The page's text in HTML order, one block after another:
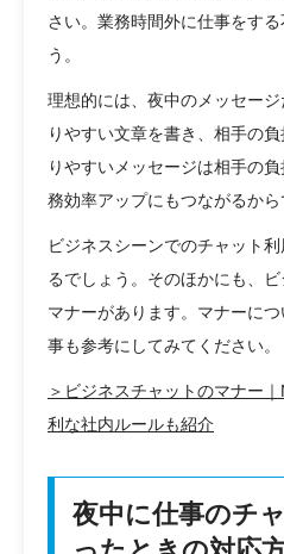
さい。業務時間外に仕事をす
う。
理想的には、夜中のメッセー
りやすい文章を書き、相手の
りやすいメッセージは相手の
務効率アップにもつながるから
ビジネスシーンでのチャット
るでしょう。そのほかにも、
マナーがあります。マナーに
事も参考にしてみてください。
＞ビジネスチャットのマナー
利な社内ルールも紹介
夜中に仕事のチ